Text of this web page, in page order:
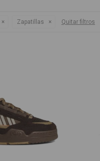
Zapatillas Quitar filtros